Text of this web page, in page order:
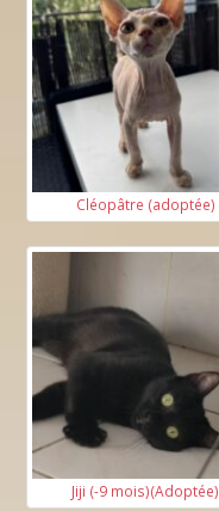
Cléopâtre (adoptée)
Jiji (-9 mois)(Adoptée)